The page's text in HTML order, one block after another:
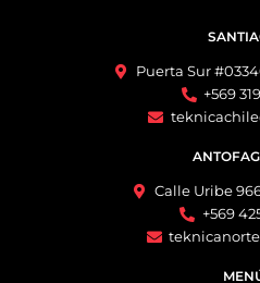
Puerta Sur
+569
Calle Uribe
+569